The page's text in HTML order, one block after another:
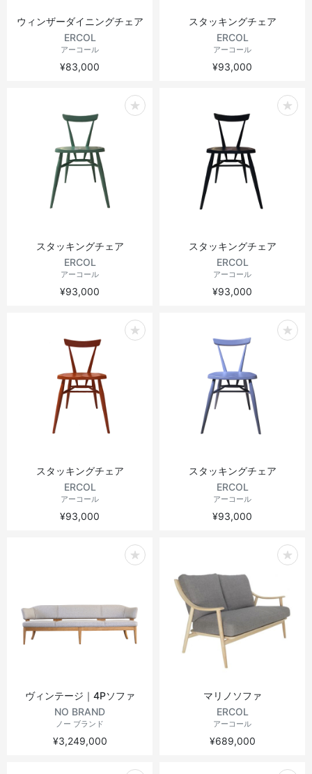
ウィンザーダイニングチェア
ERCOL
アーコール
¥83,000
スタッキングチェア
ERCOL
アーコール
¥93,000
スタッキングチェア
ERCOL
アーコール
¥93,000
スタッキングチェア
ERCOL
アーコール
¥93,000
スタッキングチェア
ERCOL
アーコール
¥93,000
スタッキングチェア
ERCOL
アーコール
¥93,000
ヴィンテージ｜4Pソファ
NO BRAND
ノー ブランド
¥3,249,000
マリノソファ
ERCOL
アーコール
¥689,000